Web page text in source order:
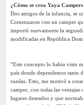
¿Cómo se crea Yaya
Dos amigos de la infancia, se
Comenzaron con un camper
importó nuevamente la
modificadas en República
“Este concepto lo había visto
país donde dependemos tanto
ruedas. Esto, me motivó a
camper, con todas las
lugares deseados y que